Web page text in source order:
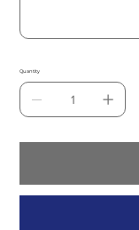
Quantity